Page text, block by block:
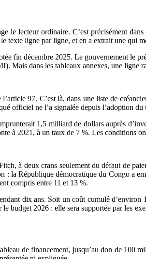
lecteur ordinaire. C’est précisément
texte ligne par ligne, et en a extrait une qui
fin décembre 2025. Le gouvernement le
Mais dans les tableaux annexes, une ligne
97. C’est là, dans une liste de
officiel ne l’a signalée depuis l’adoption du
1,5 milliard de dollars auprès
à 2021, à un taux de 7 %. Les conditions
à deux crans seulement du défaut de
: la République démocratique du Congo a
compris entre 11 et 13 %.
dix ans. Soit un coût cumulé
budget 2026 : elle sera supportée par les
de financement, jusqu’au don de 100